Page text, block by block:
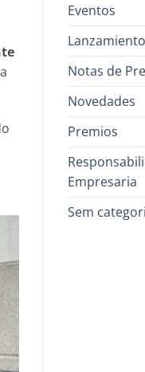
Eventos
Notas de
Novedades
Premios
Empresaria
Sem